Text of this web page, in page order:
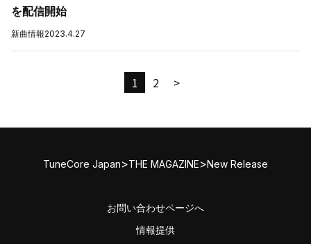
を配信開始
新曲情報2023.4.27
1 2 >
TuneCore Japan>THE MAGAZINE>New Release
お問い合わせページへ
情報提供